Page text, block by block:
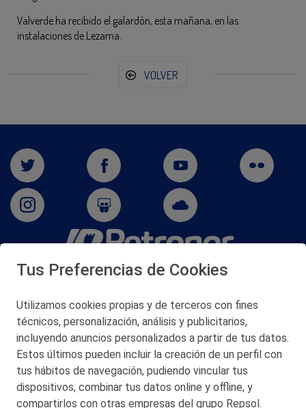
Valverde ha recibido el galardón, esta mañana, en las
instalaciones de Lezama.
VOLVER
San Martín 5-Edificio Muñatones,
© 2026 Petronor S.A.
CONTACTO
Tus Preferencias de Cookies
Utilizamos cookies propias y de terceros con fines
técnicos, personalización, análisis y publicitarios,
incluyendo anuncios personalizados a partir de tus datos.
Estos últimos pueden incluir la creación de un perfil con
tus hábitos de navegación, pudiendo vincular tus
dispositivos, combinar tus datos online y offline, y
compartirlos con otras empresas del grupo Repsol.